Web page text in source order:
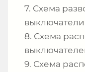
7. Схема
8. Схема
9. Схема